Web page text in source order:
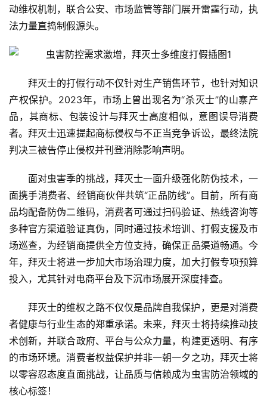
动维权机制，联合公安、市场监管等部门展开雷霆行动，执
法力量直捣制假源头。
拜灭士的打假行动不仅针对生产销售环节，也针对知识
产权保护。2023年，市场上曾出现名为“杀灭士”的山寨产
品，其商标、包装设计与拜灭士高度相似，意图误导消费
者。拜灭士迅速提起商标侵权与不正当竞争诉讼，最终法院
判决三被告停止侵权并刊登消除影响声明。
面对虫害季的挑战，拜灭士一面升级强化防伪技术，一
面携手消费者、经销商伙伴共筑“正品防线”。目前，所有商
品均配备防伪二维码，消费者可通过扫码验证、热线咨询等
多种官方渠道验证真伪，同时通过技术培训、打假支援及市
场巡查，为经销商提供全方位支持，确保正品渠道畅通。今
年，拜灭士将进一步加大市场治理力度，加大打假专项预算
投入，尤其针对电商平台及下沉市场展开深度排查。
拜灭士的维权之路不仅仅是品牌自我保护，更是对消费
者健康与行业生态的郑重承诺。未来，拜灭士将持续推动技
术创新，并联合政府、平台与公众力量，构建更透明、有序
的市场环境。消费者权益保护并非一朝一夕之功，拜灭士将
以零容忍态度直面挑战，让品质与信赖成为虫害防治领域的
核心标签！